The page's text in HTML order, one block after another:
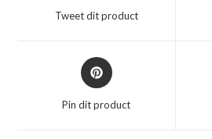
nieuw
Tweet dit product
Opent
in
nieuw
Pin dit product